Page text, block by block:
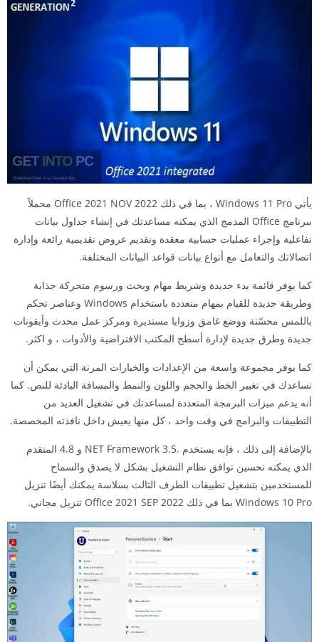
يأتي Windows 11 Pro ، بما في ذلك Office 2021 NOV 2022 محملاً
ببرنامج Office المدمج الذي يمكنه مساعدتك في إنشاء جداول بيانات
تفاعلية وإجراء عمليات حسابية معقدة وتقديم عروض تقديمية رائعة وإدارة
اتصالاتك والتعامل مع أنواع بيانات قواعد البيانات المختلفة.
كما يوفر قائمة بدء جديدة وشريط مهام وبحث ورسوم متحركة جذابة
وطريقة جديدة للقيام بمهام متعددة باستخدام Windows وعناصر تحكم
باللمس محسّنة ووضع غامق وزوايا مستديرة ومركز عمل محدث وأيقونات
جديدة وطرق جديدة لإدارة أسطح المكتب الافتراضية والأدوات ، و اكثر.
كما يوفر مجموعة واسعة من الإعدادات والخيارات المرنة التي يمكن أن
تساعدك في تغيير الخط والحجم واللون والنمط والمسافة البادئة للنص. كما
أنه يدعم ميزات البرمجة المتعددة لمساعدتك في تشغيل العديد من
التطبيقات والبرامج في وقت واحد ، كل منها يعيش داخل نافذته المخصصة.
بالإضافة إلى ذلك ، فإنه يستخدم .NET Framework 3.5 و 4.8 المتقدم
الذي يمكنه تحسين توافق نظام التشغيل بشكل لا يصدق والسماح
للمستخدمين بتشغيل تطبيقات الطرف الثالث بسلاسة يمكنك أيضًا تنزيل
Windows 10 Pro بما في ذلك Office 2021 SEP 2022 تنزيل مجاني.